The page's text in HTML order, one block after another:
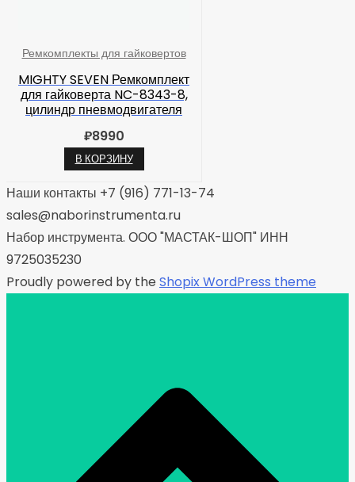
Ремкомплекты для гайковертов
MIGHTY SEVEN Ремкомплект
для гайковерта NC-8343-8,
цилиндр пневмодвигателя
₽8990
В КОРЗИНУ
Наши контакты +7 (916) 771-13-74
sales@naborinstrumenta.ru
Набор инструмента. ООО "МАСТАК-ШОП" ИНН
9725035230
Proudly powered by the Shopix WordPress theme